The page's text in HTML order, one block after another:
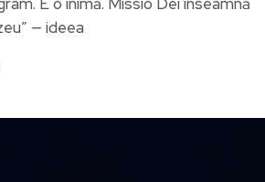
— ideea